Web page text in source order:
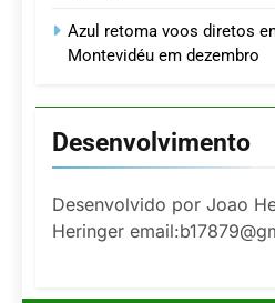
Azul retoma voos diretos
Montevidéu em dezembro
Desenvolvimento
Desenvolvido por Joao
Heringer